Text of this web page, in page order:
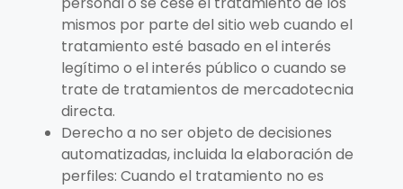
mismos por parte del sitio web cuando el
tratamiento esté basado en el interés
legítimo o el interés público o cuando se
trate de tratamientos de mercadotecnia
directa.
Derecho a no ser objeto de decisiones
automatizadas, incluida la elaboración de
perfiles: Cuando el tratamiento no es